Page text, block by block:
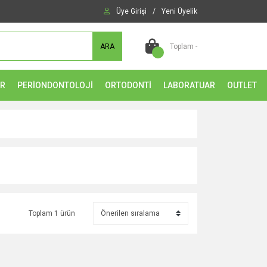
Üye Girişi / Yeni Üyelik
ARA Toplam -
PERİONDONTOLOJİ ORTODONTİ LABORATUAR OUTLET
Toplam 1 ürün